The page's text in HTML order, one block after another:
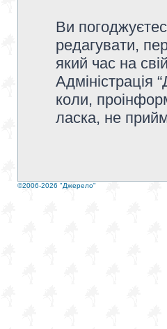
Ви
редагувати,
який час на
Адміністрація
коли,
ласка, не
©2006-2026 "Джерело"